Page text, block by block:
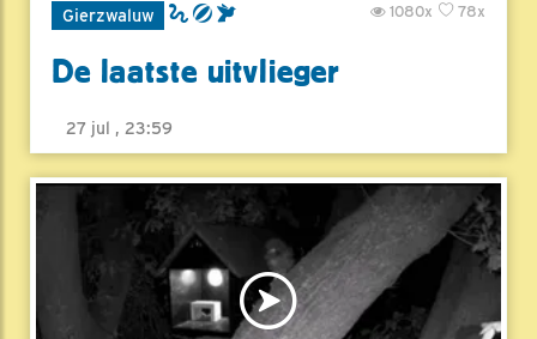
Gierzwaluw 78x
1080x
De laatste uitvlieger
27 jul , 23:59